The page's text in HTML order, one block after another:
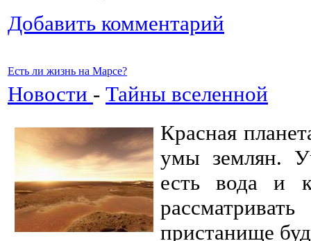
Добавить комментарий
Есть ли жизнь на Марсе?
Новости - Тайны вселенной
Красная
умы землян.
есть вода и
пристанище